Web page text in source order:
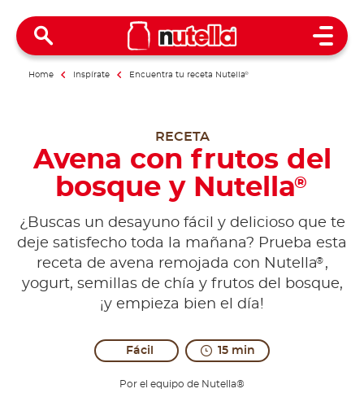
Open
Home Inspírate Encuentra tu receta Nutella®
RECETA
Avena con frutos del
bosque y Nutella®
¿Buscas un desayuno fácil y delicioso que te
deje satisfecho toda la mañana? Prueba esta
receta de avena remojada con Nutella® ,
yogurt, semillas de chía y frutos del bosque,
¡y empieza bien el día!
Fácil 15 min
Por el equipo de Nutella®